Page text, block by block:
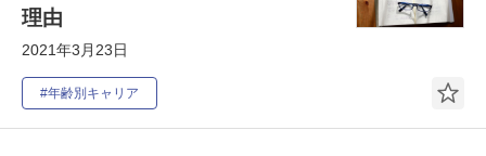
理由
2021年3月23日
#年齢別キャリア